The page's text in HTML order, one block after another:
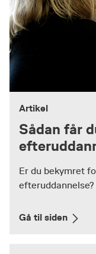
Artikel
Sådan får
Er du bekymret
efteruddannelse?
Gå til siden